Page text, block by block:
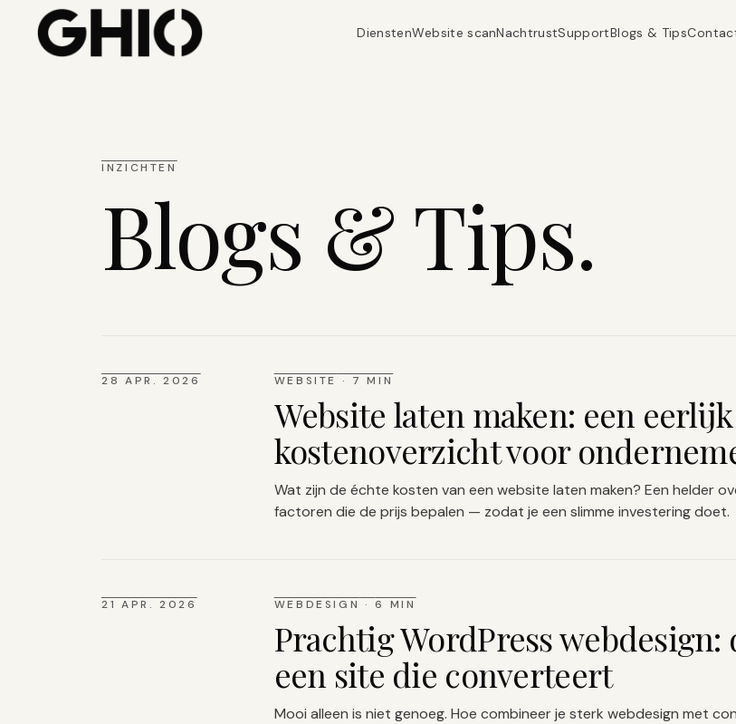
DienstenWebsite scanNachtrustSupportBlogs & Tips
INZICHTEN
Blogs & Tips.
28 APR. 2026 WEBSITE · 7 MIN
Website laten maken: een eerlijk
kostenoverzicht voor
Wat zijn de échte kosten van een website laten maken? Een helder
factoren die de prijs bepalen — zodat je een slimme investering doet.
21 APR. 2026 WEBDESIGN ·6 MIN
Prachtig WordPress webdesign:
een site die converteert
Mooi alleen is niet genoeg. Hoe combineer je sterk webdesign met